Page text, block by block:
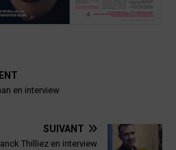
en interview
SUIVANT
Thilliez en interview